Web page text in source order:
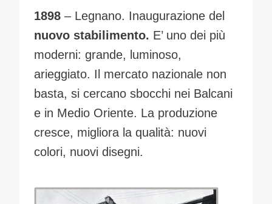
1898 – Legnano. Inaugurazione del
nuovo stabilimento. E’ uno dei più
moderni: grande, luminoso,
arieggiato. Il mercato nazionale non
basta, si cercano sbocchi nei Balcani
e in Medio Oriente. La produzione
cresce, migliora la qualità: nuovi
colori, nuovi disegni.